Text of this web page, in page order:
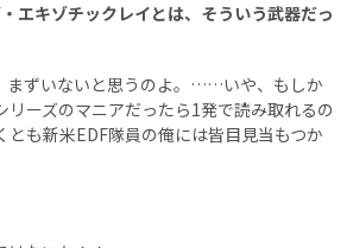
エキゾチックレイとは、そういう武器だっ
まずいないと思うのよ。……いや、もしか
リーズのマニアだったら1発で読み取れるの
とも新米EDF隊員の俺には皆目見当もつか